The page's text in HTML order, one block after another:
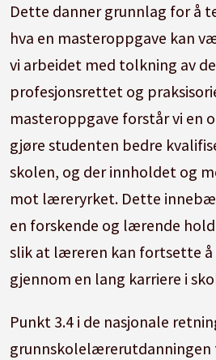
Dette danner grunnlag for å
hva en masteroppgave kan
vi arbeidet med tolkning av
profesjonsrettet og
masteroppgave forstår vi en
gjøre studenten bedre
skolen, og der innholdet og
mot læreryrket. Dette
en forskende og lærende
slik at læreren kan fortsette å
gjennom en lang karriere i
Punkt 3.4 i de nasjonale
grunnskolelærerutdanningen